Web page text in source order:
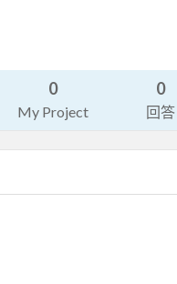
0
My Project
0
回答